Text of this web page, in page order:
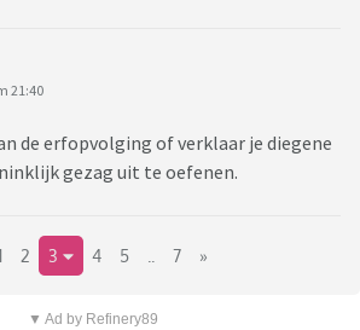
21:40
de erfopvolging of verklaar je diegene
gezag uit te oefenen.
2 3 4 5 7 »
▼ Ad by Refinery89